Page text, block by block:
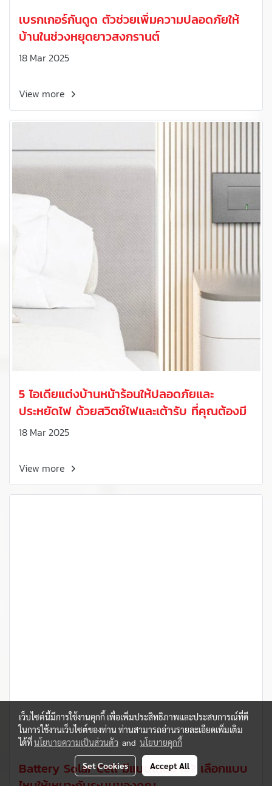
เบรกเกอร์กันดูด ตัวช่วยเพิ่มความปลอดภัยให้
บ้านในช่วงหยุดยาวสงกรานต์
18 Mar 2025
View more
5 ไอเดียแต่งบ้านหน้าร้อนให้ปลอดภัยและ
ประหยัดไฟ ด้วยสวิตช์ไฟและเต้ารับ ที่คุณต้องมี
18 Mar 2025
View more
Battery Solar Cell มีแบบไหนบ้าง? เลือกแบบ
เว็บไซต์นี้มีการใช้งานคุกกี้ เพื่อเพิ่มประสิทธิภาพและประสบการณ์ที่ดี
ในการใช้งานเว็บไซต์ของท่าน ท่านสามารถอ่านรายละเอียดเพิ่มเติม
ได้ที่นโยบายความเป็นส่วนตัว and นโยบายคุกกี้
Set Cookies Accept All